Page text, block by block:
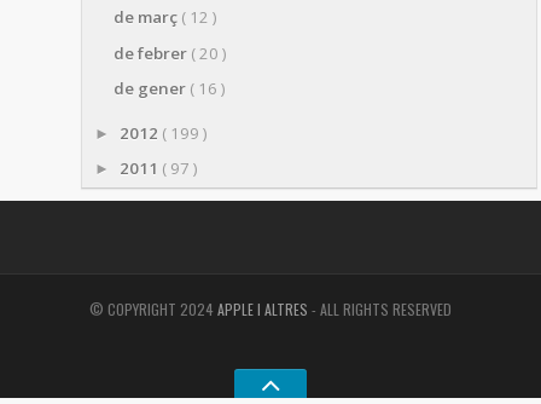
de març ( 12 )
de febrer ( 20 )
de gener ( 16 )
► 2012 ( 199 )
► 2011 ( 97 )
© COPYRIGHT 2024 APPLE I ALTRES - ALL RIGHTS RESERVED